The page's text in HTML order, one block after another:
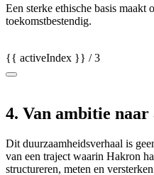
Een sterke ethische basis maakt
toekomstbestendig.
{{ activeIndex }} / 3
4. Van ambitie naar
Dit duurzaamheidsverhaal is
van een traject waarin Hakron
structureren, meten en